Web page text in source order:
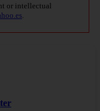
or intellectual